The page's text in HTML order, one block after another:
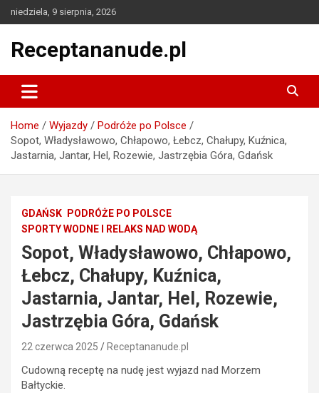
Skip
to
niedziela, 9 sierpnia, 2026
Receptananude.pl
Home Wyjazdy
Podróże po Polsce
Sopot, Władysławowo, Chłapowo, Łebcz, Chałupy, Kuźnica,
Jastarnia, Jantar, Hel, Rozewie, Jastrzębia Góra, Gdańsk
GDAŃSK
PODRÓŻE PO POLSCE
SPORTY WODNE I RELAKS NAD WODĄ
Sopot, Władysławowo, Chłapowo,
Łebcz, Chałupy, Kuźnica,
Jastarnia, Jantar, Hel, Rozewie,
Jastrzębia Góra, Gdańsk
22 czerwca 2025 Receptananude.pl
Cudowną receptę na nudę jest wyjazd nad Morzem
Bałtyckie.